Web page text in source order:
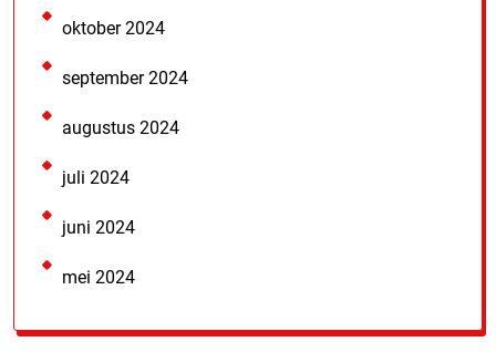
oktober 2024
september 2024
augustus 2024
juli 2024
juni 2024
mei 2024